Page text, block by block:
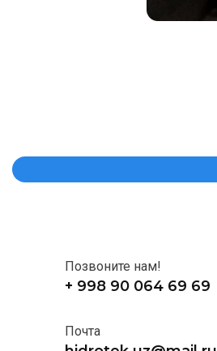
Позвоните нам!
+ 998 90 064 69 69
Почта